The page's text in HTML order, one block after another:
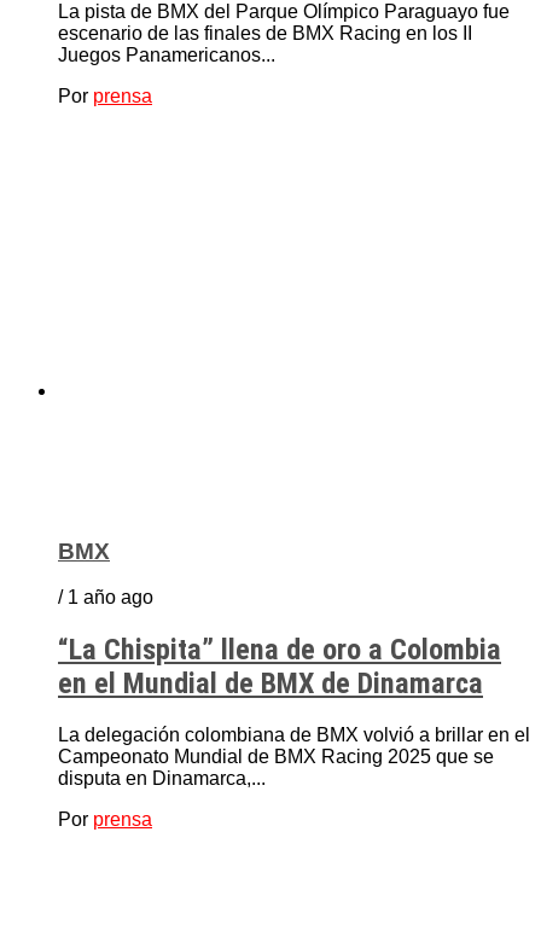
La pista de BMX del Parque Olímpico Paraguayo fue
escenario de las finales de BMX Racing en los II
Juegos Panamericanos...
Por prensa
BMX
/ 1 año ago
“La Chispita” llena de oro a Colombia
en el Mundial de BMX de Dinamarca
La delegación colombiana de BMX volvió a brillar en el
Campeonato Mundial de BMX Racing 2025 que se
disputa en Dinamarca,...
Por prensa